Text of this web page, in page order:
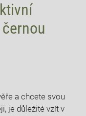
a chcete svou
je důležité vzít v